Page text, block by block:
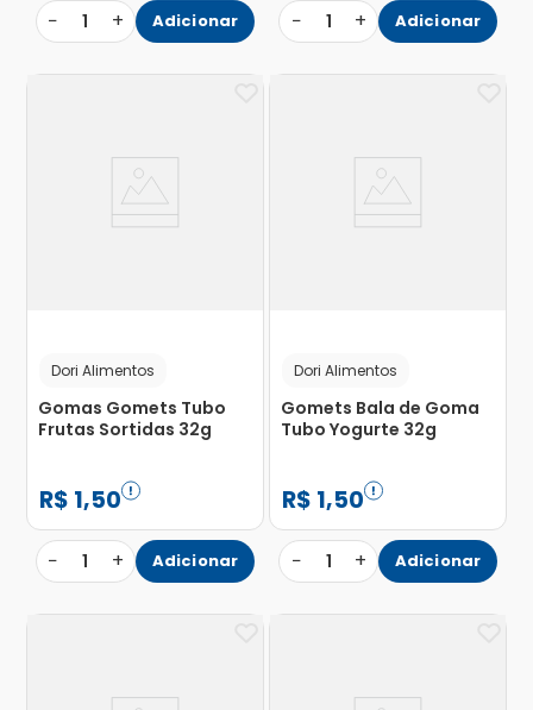
− 1 + Adicionar − 1 + Adicionar
Dori Alimentos
Gomas Gomets Tubo
Frutas Sortidas 32g
R$ 1,50
− 1 + Adicionar
Dori Alimentos
Gomets Bala de Goma
Tubo Yogurte 32g
R$ 1,50
− 1 + Adicionar